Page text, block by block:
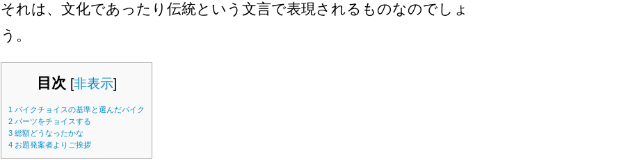
それは、文化であったり伝統という文言で表現されるものなのでしょ
う。
目次 [非表示]
1 バイクチョイスの基準と選んだバイク
2 パーツをチョイスする
3 総額どうなったかな
4 お題発案者よりご挨拶